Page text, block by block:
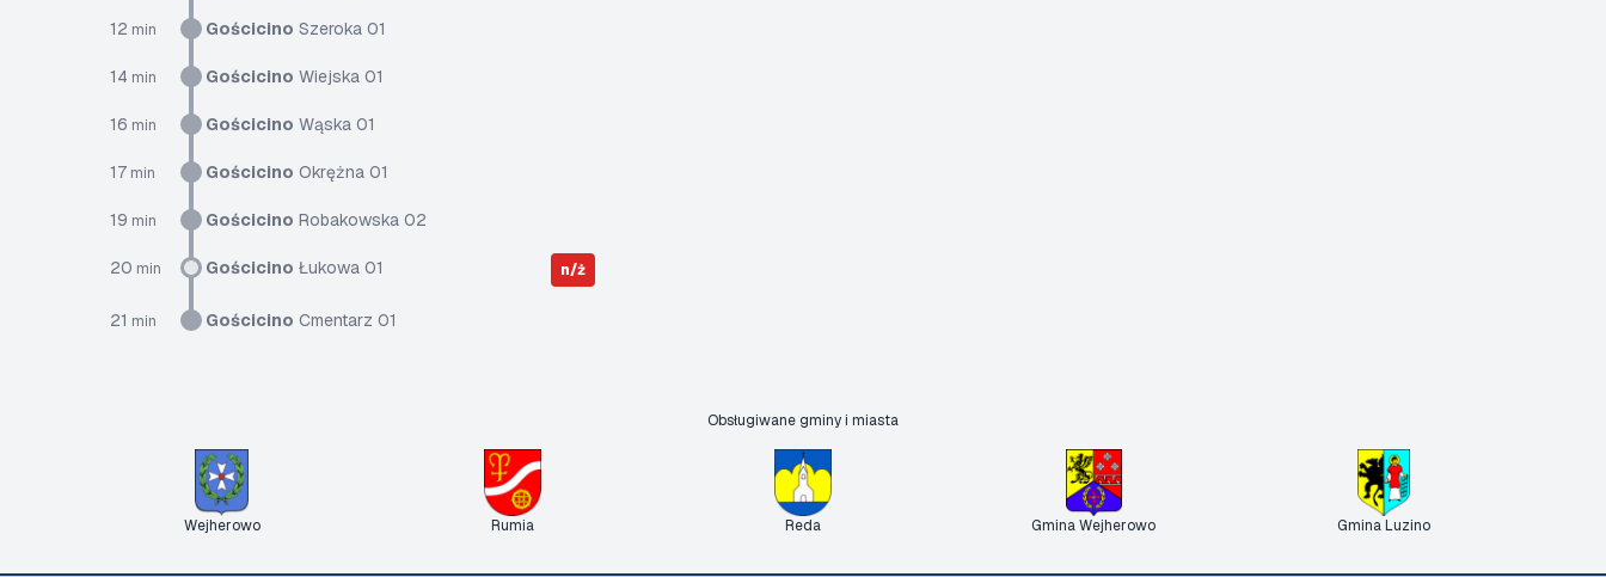
12 min Gościcino Szeroka 01
14 min Gościcino Wiejska 01
16 min Gościcino Wąska 01
17 min Gościcino Okrężna 01
19 min Gościcino Robakowska 02
20 min Gościcino Łukowa 01 n/ż
21 min Gościcino Cmentarz 01
Obsługiwane gminy i miasta
Wejherowo Rumia Reda Gmina Wejherowo Gmina Luzino